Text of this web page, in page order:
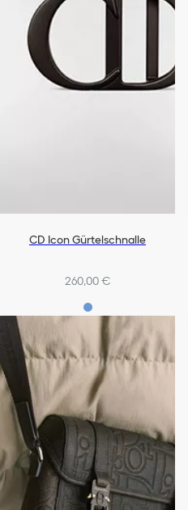
CD Icon Gürtelschnalle
260,00 €